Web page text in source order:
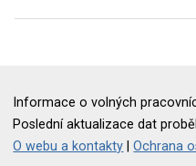
Informace o volných
Poslední aktualizace dat
O webu a kontakty |Ochrana